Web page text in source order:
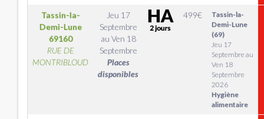
Tassin-la-
Demi-Lune
69160
RUE DE
MONTRIBLOUD
Jeu 17
Septembre
au Ven 18
Septembre
Places
disponibles
499€
Tassin-la-
Demi-Lune
(69)
Jeu 17
Septembre au
Ven 18
Septembre
2026
Hygiène
alimentaire